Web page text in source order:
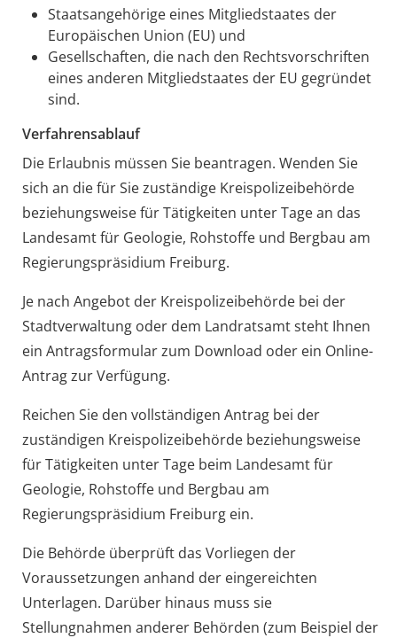
Staatsangehörige eines Mitgliedstaates der
Europäischen Union (EU) und
Gesellschaften, die nach den Rechtsvorschriften
eines anderen Mitgliedstaates der EU gegründet
sind.
Verfahrensablauf
Die Erlaubnis müssen Sie beantragen. Wenden Sie
sich an die für Sie zuständige Kreispolizeibehörde
beziehungsweise für Tätigkeiten unter Tage an das
Landesamt für Geologie, Rohstoffe und Bergbau am
Regierungspräsidium Freiburg.
Je nach Angebot der Kreispolizeibehörde bei der
Stadtverwaltung oder dem Landratsamt steht Ihnen
ein Antragsformular zum Download oder ein Online-
Antrag zur Verfügung.
Reichen Sie den vollständigen Antrag bei der
zuständigen Kreispolizeibehörde beziehungsweise
für Tätigkeiten unter Tage beim Landesamt für
Geologie, Rohstoffe und Bergbau am
Regierungspräsidium Freiburg ein.
Die Behörde überprüft das Vorliegen der
Voraussetzungen anhand dereingereichten
Unterlagen. Darüber hinaus muss sie
Stellungnahmen anderer Behörden (zum Beispiel der